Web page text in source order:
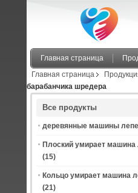
Главная страница
Главная страница
барабанчика шредера
Все продукты
деревянные машины
Плоский умирает машина
(15)
Кольцо умирает машина
(21)